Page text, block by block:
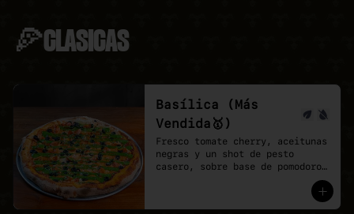
🍕CLASICAS
Basílica (Más
Vendida🥇)
Fresco tomate cherry, aceitunas
negras y un shot de pesto
casero, sobre base de pomodoro